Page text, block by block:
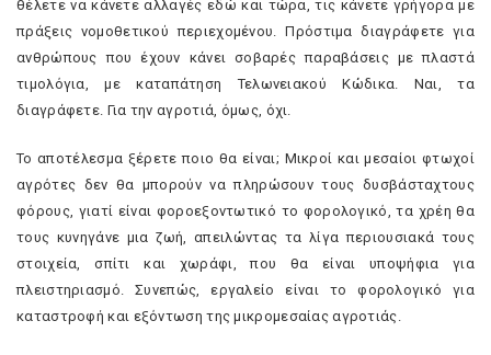
θέλετε να κάνετε αλλαγές εδώ και τώρα, τις κάνετε γρήγορα με
πράξεις νομοθετικού περιεχομένου. Πρόστιμα διαγράφετε για
ανθρώπους που έχουν κάνει σοβαρές παραβάσεις με πλαστά
τιμολόγια, με καταπάτηση Τελωνειακού Κώδικα. Ναι, τα
διαγράφετε. Για την αγροτιά, όμως, όχι.
Το αποτέλεσμα ξέρετε ποιο θα είναι; Μικροί και μεσαίοι φτωχοί
αγρότες δεν θα μπορούν να πληρώσουν τους δυσβάσταχτους
φόρους, γιατί είναι φοροεξοντωτικό το φορολογικό, τα χρέη θα
τους κυνηγάνε μια ζωή, απειλώντας τα λίγα περιουσιακά τους
στοιχεία, σπίτι και χωράφι, που θα είναι υποψήφια για
πλειστηριασμό. Συνεπώς, εργαλείο είναι το φορολογικό για
καταστροφή και εξόντωση της μικρομεσαίας αγροτιάς.